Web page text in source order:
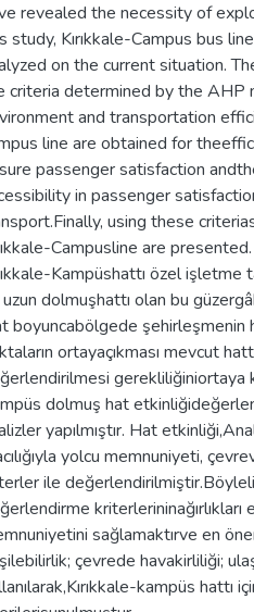
revealed the necessity of
study, Kırıkkale-Campus bus
on the current situation.
criteria determined by the AHP
and transportation
line are obtained for
passenger satisfaction
in passenger
using these
Campusline are presented.
Kampüshattı özel işletme
dolmuşhattı olan bu
boyuncabölgede şehirleşmenin
ortayaçıkması mevcut
gerekliliğiniortaya
dolmuş hat
yapılmıştır. Hat
yolcu memnuniyeti,
ile
sağlamaktırve en
çevrede havakirliliği;
kampüs hattı